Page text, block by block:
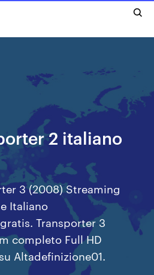
2 italiano
3 (2008) Streaming
Italiano
Transporter 3
completo Full HD
Altadefinizione01.